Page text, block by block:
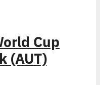
Cup
(AUT)